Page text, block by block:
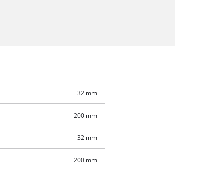
32 mm
200 mm
32 mm
200 mm